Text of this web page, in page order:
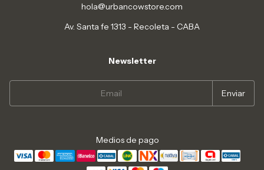
hola@urbancowstore.com
Av. Santa fe 1313 - Recoleta - CABA
Newsletter
Medios de pago